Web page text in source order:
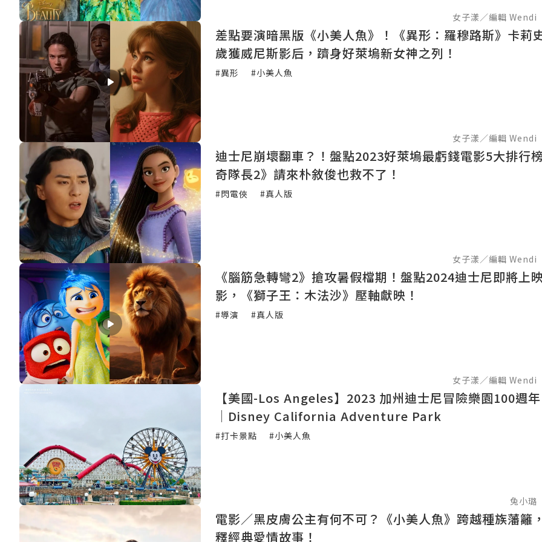
女子漾／編輯 Wendi
差點要演暗黑版《小美人魚》！《異形：羅穆路斯》卡莉
歲獲威尼斯影后，躋身好萊塢新女神之列！
#異形 #小美人魚
女子漾／編輯 Wendi
迪士尼崩壞翻車？！盤點2023好萊塢最虧錢電影5大排行
奇隊長2》請來朴敘俊也救不了！
#閃電俠 #真人版
女子漾／編輯 Wendi
《腦筋急轉彎2》搶攻暑假檔期！盤點2024迪士尼即將上
影，《獅子王：木法沙》壓軸獻映！
#導演 #真人版
女子漾／編輯 Wendi
【美國-Los Angeles】2023 加州迪士尼冒險樂園100週年
│Disney California Adventure Park
#打卡景點 #小美人魚
兔小璐
電影／黑皮膚公主有何不可？《小美人魚》跨越種族藩籬
釋經典愛情故事！